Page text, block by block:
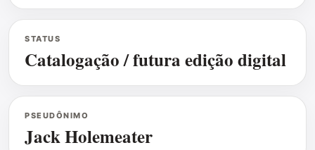
STATUS
Catalogação / futura edição digital
PSEUDÔNIMO
Jack Holemeater